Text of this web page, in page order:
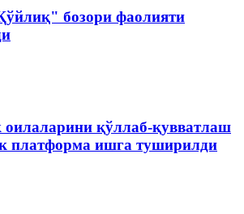
бозори фаолияти
қўллаб-қувватлаш
платформа ишга туширилди